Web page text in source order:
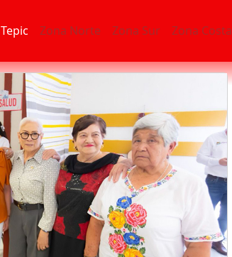
Tepic Zona Norte Zona Sur Zona Costa